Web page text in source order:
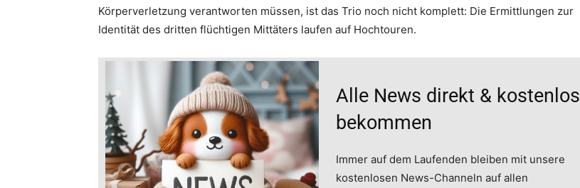
Körperverletzung verantworten müssen, ist das Trio noch nicht komplett: Die Ermittlungen zur
Identität des dritten flüchtigen Mittäters laufen auf Hochtouren.
Alle News direkt & kostenlos
bekommen
Immer auf dem Laufenden bleiben mit unsere
kostenlosen News-Channeln auf allen